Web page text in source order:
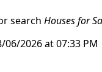
search Houses for
2026 at 07:33 PM